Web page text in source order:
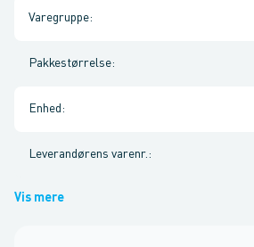
Varegruppe:
Pakkestørrelse:
Enhed :
Leverandørens varenr. :
Vis mere